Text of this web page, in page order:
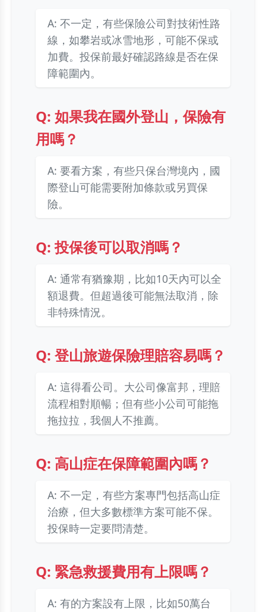
A: 不一定，有些保險公司對技術性路
線，如攀岩或冰雪地形，可能不保或
加費。投保前最好確認路線是否在保
障範圍內。
Q: 如果我在國外登山，保險有
用嗎？
A: 要看方案，有些只保台灣境內，國
際登山可能需要附加條款或另買保
險。
Q: 投保後可以取消嗎？
A: 通常有猶豫期，比如10天內可以全
額退費。但超過後可能無法取消，除
非特殊情況。
Q: 登山旅遊保險理賠容易嗎？
A: 這得看公司。大公司像富邦，理賠
流程相對順暢；但有些小公司可能拖
拖拉拉，我個人不推薦。
Q: 高山症在保障範圍內嗎？
A: 不一定，有些方案專門包括高山症
治療，但大多數標準方案可能不保。
投保時一定要問清楚。
Q: 緊急救援費用有上限嗎？
A: 有的方案設有上限，比如50萬台